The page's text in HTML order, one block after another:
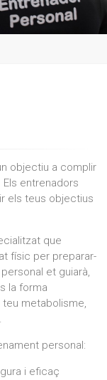
objectiu a complir
entrenadors
els teus objectius
que
físic per preparar-
et guiarà,
la forma
metabolisme,
personal:
i eficaç